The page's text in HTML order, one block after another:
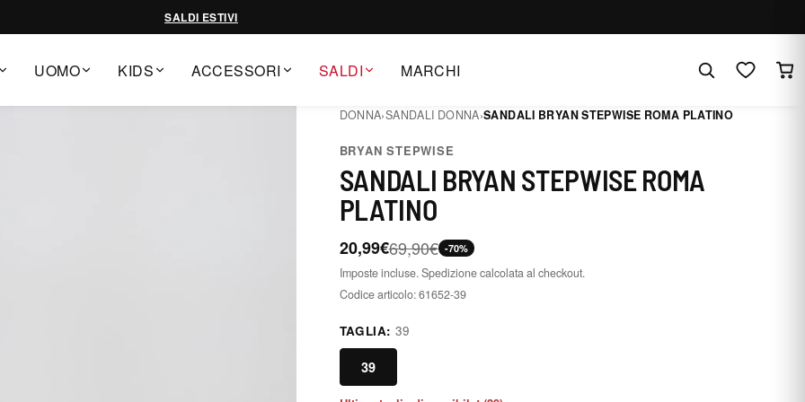
SALDI ESTIVI
UOMO KIDS ACCESSORI SALDI MARCHI
DONNA›SANDALI DONNA›SANDALI BRYAN STEPWISE ROMA PLATINO
BRYAN STEPWISE
SANDALI BRYAN STEPWISE ROMA
PLATINO
20,99€69,90€ -70%
Imposte incluse. Spedizione calcolata al checkout.
Codice articolo:61652-39
TAGLIA: 39
39